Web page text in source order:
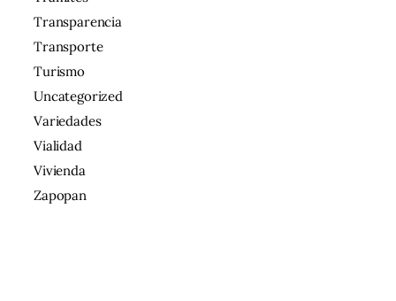
Transparencia
Transporte
Turismo
Uncategorized
Variedades
Vialidad
Vivienda
Zapopan